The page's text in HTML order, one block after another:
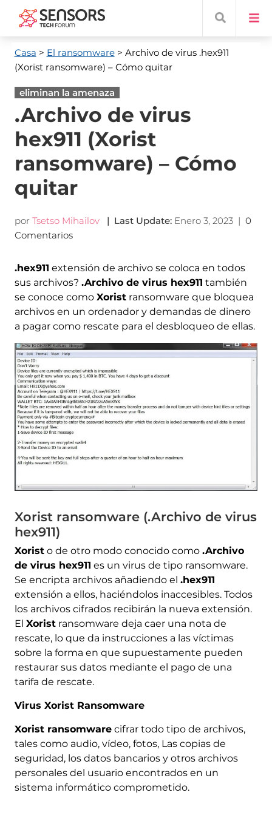
Casa > El ransomware> Archivo de virus .hex911
(Xorist ransomware) – Cómo quitar
eliminan la amenaza
.Archivo de virus
hex911 (Xorist
ransomware) – Cómo
quitar
por Tsetso Mihailov | Last Update: Enero 3, 2023| 0
Comentarios
.hex911 extensión de archivo se coloca en todos
sus archivos? .Archivo de virus hex911 también
se conoce como Xoristransomware que bloquea
archivos en un ordenador y demandas de dinero
a pagar como rescate para el desbloqueo de ellas.
Xorist ransomware (.Archivo de virus
hex911)
Xoristo de otro modo conocido como .Archivo
de virus hex911 es un virus de tipo ransomware.
Se encripta archivos añadiendo el .hex911
extensión a ellos, haciéndolos inaccesibles. Todos
los archivos cifrados recibirán la nueva extensión.
El Xoristransomware deja caer una nota de
rescate, lo que da instrucciones a las víctimas
sobre la forma en que supuestamente pueden
restaurar sus datos mediante el pago de una
tarifa de rescate.
Virus Xorist Ransomware
Xorist ransomwarecifrar todo tipo de archivos,
tales como audio, vídeo, fotos, Las copias de
seguridad, los datos bancarios y otros archivos
personales del usuario encontrados en un
sistema informático comprometido.